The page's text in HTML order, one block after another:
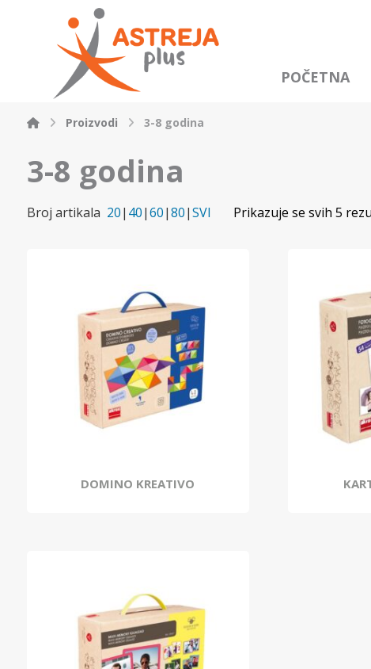
POČETNA
Proizvodi 3-8 godina
3-8 godina
Broj artikala 20| 40|60|80|SVI Prikazuje se svih 5
DOMINO KREATIVO